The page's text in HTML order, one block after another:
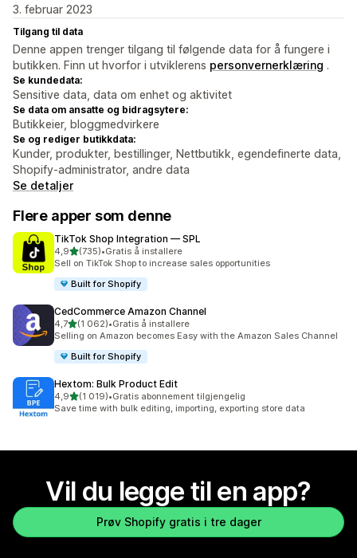
3. februar 2023
Tilgang til data
Denne appen trenger tilgang til følgende data for å fungere i
butikken. Finn ut hvorfor i utviklerens personvernerklæring .
Se kundedata:
Sensitive data, data om enhet og aktivitet
Se data om ansatte og bidragsytere:
Butikkeier, bloggmedvirkere
Se og rediger butikkdata:
Kunder, produkter, bestillinger, Nettbutikk, egendefinerte data,
Shopify-administrator, andre data
Se detaljer
Flere apper som denne
TikTok Shop Integration — SPL
4,9av 5 stjerner
(735)
Totalt 735 omtaler
•Gratis å installere
Sell on TikTok Shop to increase sales opportunities
Built for Shopify
CedCommerce Amazon Channel
4,7av 5 stjerner
(1 062)
Totalt 1062 omtaler
•Gratis å installere
Selling on Amazon becomes Easy with the Amazon Sales Channel
Built for Shopify
Hextom: Bulk Product Edit
4,9av 5 stjerner
(1 019)
Totalt 1019 omtaler
•Gratis abonnement tilgjengelig
Save time with bulk editing, importing, exporting store data
Vil du legge til en app?
Prøv Shopify gratis i tre dager